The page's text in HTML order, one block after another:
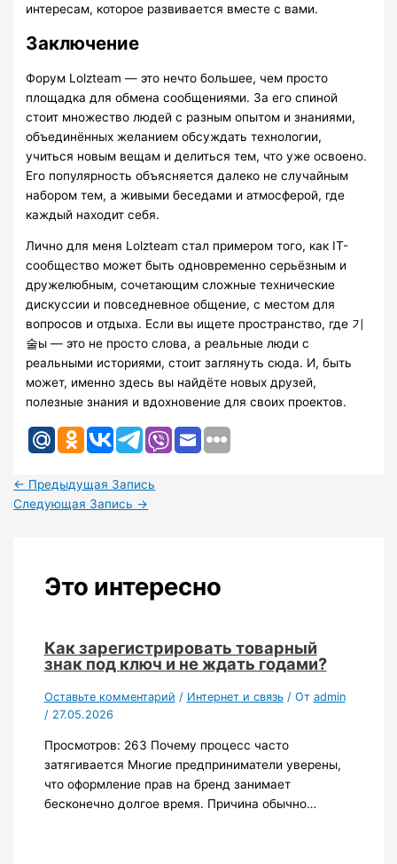
интересам, которое развивается вместе с вами.
Заключение
Форум Lolzteam — это нечто большее, чем просто
площадка для обмена сообщениями. За его спиной
стоит множество людей с разным опытом и знаниями,
объединённых желанием обсуждать технологии,
учиться новым вещам и делиться тем, что уже освоено.
Его популярность объясняется далеко не случайным
набором тем, а живыми беседами и атмосферой, где
каждый находит себя.
Лично для меня Lolzteam стал примером того, как IT-
сообщество может быть одновременно серьёзным и
дружелюбным, сочетающим сложные технические
дискуссии и повседневное общение, с местом для
вопросов и отдыха. Если вы ищете пространство, где 기
술ы — это не просто слова, а реальные люди с
реальными историями, стоит заглянуть сюда. И, быть
может, именно здесь вы найдёте новых друзей,
полезные знания и вдохновение для своих проектов.
← Предыдущая Запись
Следующая Запись →
Это интересно
Как зарегистрировать товарный
знак под ключ и не ждать годами?
Оставьте комментарий / Интернет и связь/ От admin
/ 27.05.2026
Просмотров: 263 Почему процесс часто
затягивается Многие предприниматели уверены,
что оформление прав на бренд занимает
бесконечно долгое время. Причина обычно…